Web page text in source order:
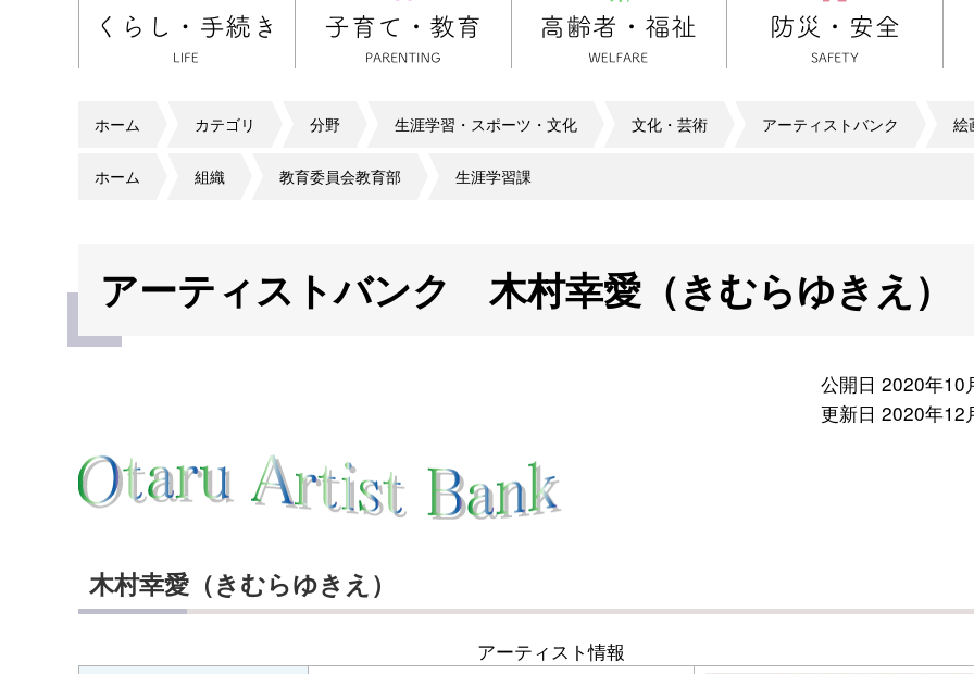
ホーム カテゴリ 分野 生涯学習・スポーツ・文化 文化・芸術 アーティストバンク 絵
ホーム 組織 教育委員会教育部 生涯学習課
アーティストバンク 木村幸愛（きむらゆきえ）
公開日 2020年10
更新日 2020年12
木村幸愛（きむらゆきえ）
アーティスト情報